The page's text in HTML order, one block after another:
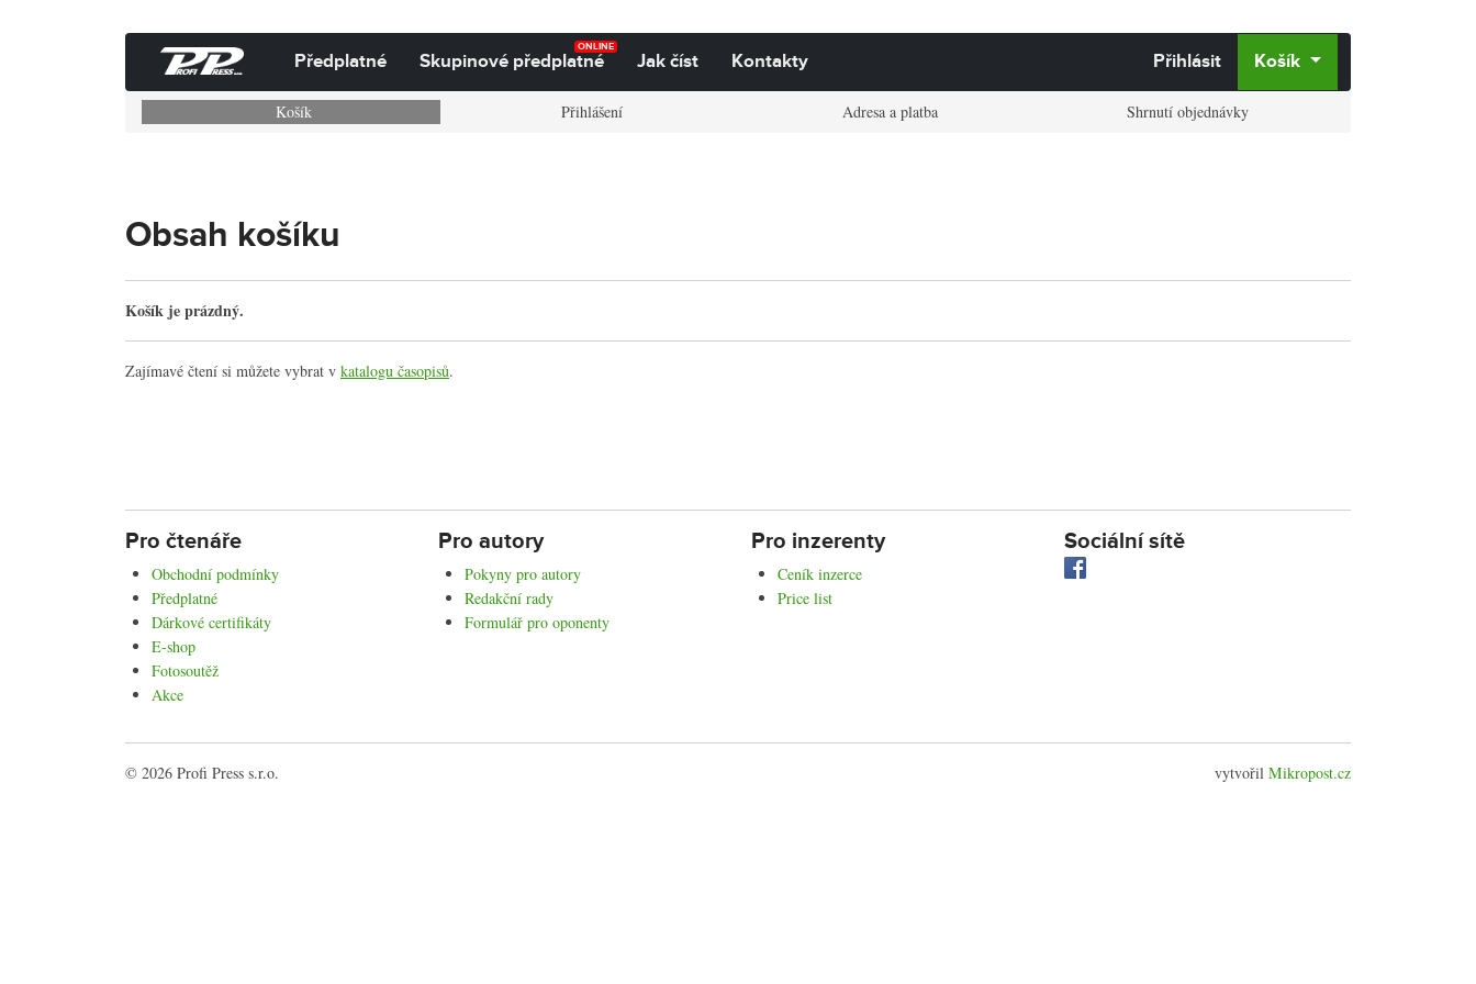
Předplatné
ONLINE
Skupinové předplatné Jak číst Kontakty Přihlásit Košík
Košík Přihlášení Adresa a platba Shrnutí objednávky
Obsah košíku
Košík je prázdný.
Zajímavé čtení si můžete vybrat v katalogu časopisů.
Pro čtenáře
Obchodní podmínky
Předplatné
Dárkové certifikáty
E-shop
Fotosoutěž
Akce
Pro autory
Pokyny pro autory
Redakční rady
Formulář pro oponenty
Pro inzerenty
Ceník inzerce
Price list
Sociální sítě
© 2026 Profi Press s.r.o. vytvořil Mikropost.cz